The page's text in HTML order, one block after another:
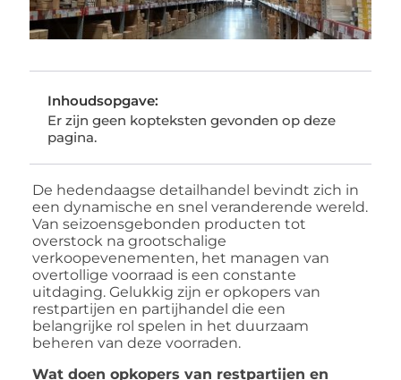
Inhoudsopgave:
Er zijn geen kopteksten gevonden op deze
pagina.
De hedendaagse detailhandel bevindt zich in
een dynamische en snel veranderende wereld.
Van seizoensgebonden producten tot
overstock na grootschalige
verkoopevenementen, het managen van
overtollige voorraad is een constante
uitdaging. Gelukkig zijn er opkopers van
restpartijen en partijhandel die een
belangrijke rol spelen in het duurzaam
beheren van deze voorraden.
Wat doen opkopers van restpartijen en